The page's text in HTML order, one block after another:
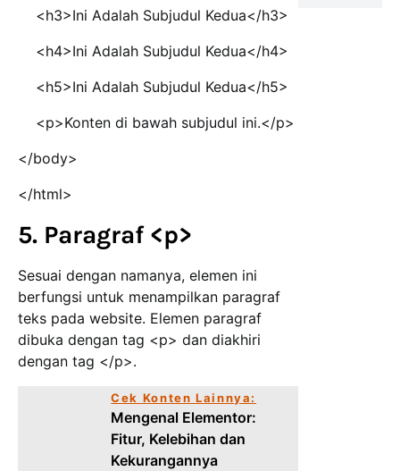
<h3>Ini Adalah Subjudul Kedua</h3>
<h4>Ini Adalah Subjudul Kedua</h4>
<h5>Ini Adalah Subjudul Kedua</h5>
<p>Konten di bawah subjudul ini.</p>
</body>
</html>
5. Paragraf <p>
Sesuai dengan namanya, elemen ini
berfungsi untuk menampilkan paragraf
teks pada website. Elemen paragraf
dibuka dengan tag <p> dan diakhiri
dengan tag </p>.
Cek Konten Lainnya:
Mengenal Elementor:
Fitur, Kelebihan dan
Kekurangannya